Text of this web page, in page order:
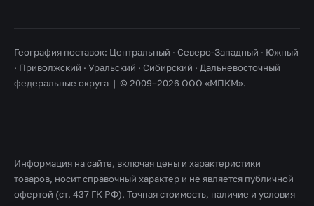
География поставок: Центральный · Северо-Западный · Южный
· Приволжский · Уральский · Сибирский · Дальневосточный
федеральные округа | © 2009–2026 ООО «МПКМ».
Информация на сайте, включая цены и характеристики
товаров, носит справочный характер и не является публичной
офертой (ст. 437 ГК РФ). Точная стоимость, наличие и условия